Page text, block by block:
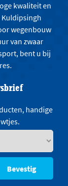
kwaliteit en
Kuldipsingh
wegenbouw
van zwaar
bent u bij
handige
Bevestig